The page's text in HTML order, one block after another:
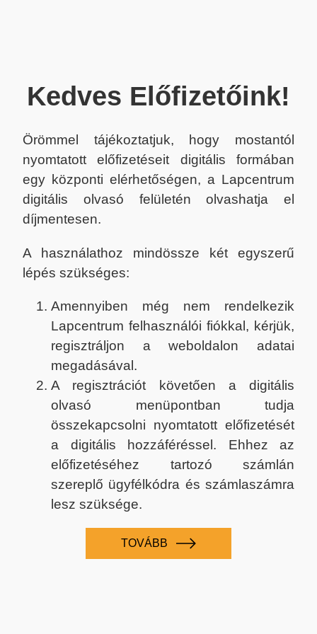
Kedves Előfizetőink!
Örömmel tájékoztatjuk, hogy mostantól
nyomtatott előfizetéseit digitális formában
egy központi elérhetőségen, a Lapcentrum
digitális olvasó felületén olvashatja el
díjmentesen.
A használathoz mindössze két egyszerű
lépés szükséges:
Amennyiben még nem rendelkezik
Lapcentrum felhasználói fiókkal, kérjük,
regisztráljon a weboldalon adatai
megadásával.
A regisztrációt követően a digitális
olvasó menüpontban tudja
összekapcsolni nyomtatott előfizetését
a digitális hozzáféréssel. Ehhez az
előfizetéséhez tartozó számlán
szereplő ügyfélkódra és számlaszámra
lesz szüksége.
TOVÁBB